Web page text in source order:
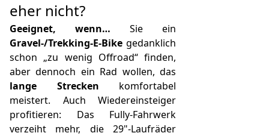
eher nicht?
Geeignet, wenn… Sie ein
Gravel-/Trekking‑E‑Bike gedanklich
schon „zu wenig Offroad“ finden,
aber dennoch ein Rad wollen, das
lange Strecken komfortabel
meistert. Auch Wiedereinsteiger
profitieren: Das Fully-Fahrwerk
verzeiht mehr, die 29"-Laufräder